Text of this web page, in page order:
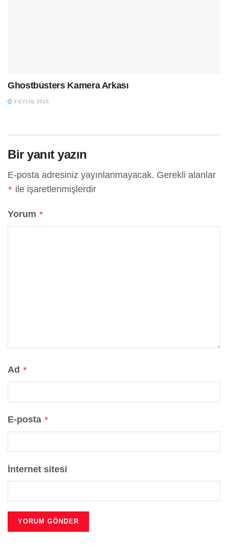
Ghostbusters Kamera Arkası
3 EYLÜL 2016
Bir yanıt yazın
E-posta adresiniz yayınlanmayacak. Gerekli alanlar
* ile işaretlenmişlerdir
Yorum *
Ad *
E-posta *
İnternet sitesi